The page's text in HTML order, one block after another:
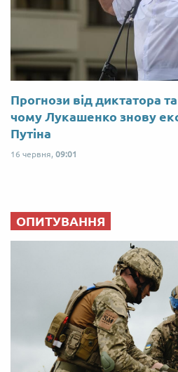
Прогнози від диктатора
чому Лукашенко знову
Путіна
16 червня, 09:01
ОПИТУВАННЯ